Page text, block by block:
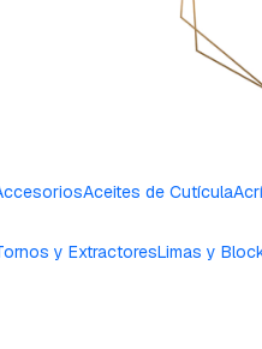
Aceites de Cutícula
y ExtractoresLimas y